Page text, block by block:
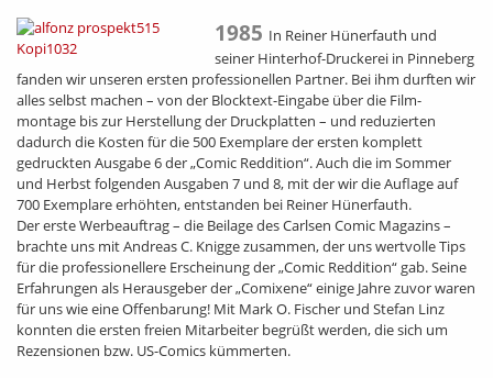
1985 In Reiner Hünerfauth und
seiner Hinterhof-Druckerei in Pinneberg
fanden wir unseren ersten professionellen Partner. Bei ihm durften wir
alles selbst machen – von der Blocktext-Eingabe über die Film-
montage bis zur Herstellung der Druckplatten – und reduzierten
dadurch die Kosten für die 500 Exemplare der ersten komplett
gedruckten Ausgabe 6 der „Comic Reddition“. Auch die im Sommer
und Herbst folgenden Ausgaben 7 und 8, mit der wir die Auflage auf
700 Exemplare erhöhten, entstanden bei Reiner Hünerfauth.
Der erste Werbeauftrag – die Beilage des Carlsen Comic Magazins –
brachte uns mit Andreas C. Knigge zusammen, der uns wertvolle Tips
für die professionellere Erscheinung der „Comic Reddition“ gab. Seine
Erfahrungen als Herausgeber der „Comixene“ einige Jahre zuvor waren
für uns wie eine Offenbarung! Mit Mark O. Fischer und Stefan Linz
konnten die ersten freien Mitarbeiter begrüßt werden, die sich um
Rezensionen bzw. US-Comics kümmerten.